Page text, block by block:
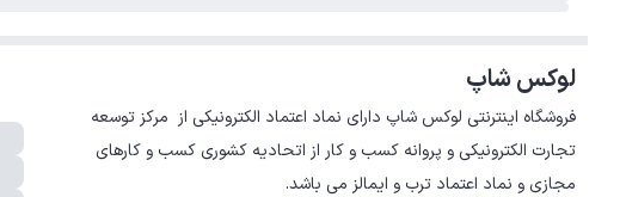
لوکس شاپ
مجازی و نماد اعتماد ترب و ایمالز می باشد.